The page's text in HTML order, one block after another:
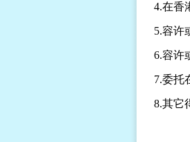
4.在香
5.容许
6.容许
7.委托
8.其它